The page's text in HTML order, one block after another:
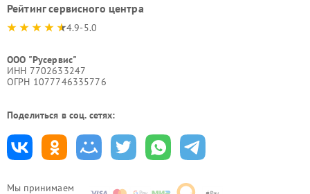
Мы принимаем
Рейтинг сервисного центра
4.9-5.0
ООО "Русервис"
ИНН 7702633247
ОГРН 1077746335776
Поделиться в соц. сетях: